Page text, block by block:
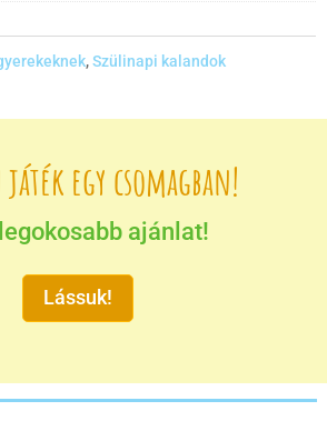
,Szülinapi kalandok
egy csomagban!
ajánlat!
Lássuk!